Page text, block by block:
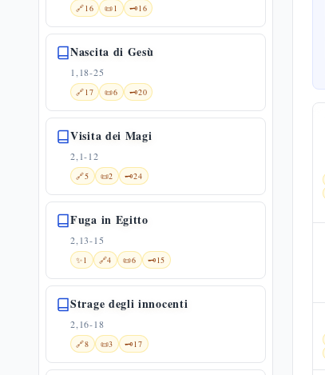
🔗16 📜1 🗝️16
Nascita di Gesù
1,18-25
🔗17 📜6 🗝️20
Visita dei Magi
2,1-12
🔗5 📜2 🗝️24
Fuga in Egitto
2,13-15
✨1 🔗4 📜6 🗝️15
Strage degli innocenti
2,16-18
🔗8 📜3 🗝️17